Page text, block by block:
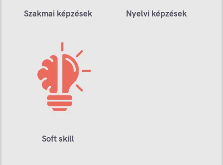
Szakmai képzések Nyelvi képzések
Soft skill